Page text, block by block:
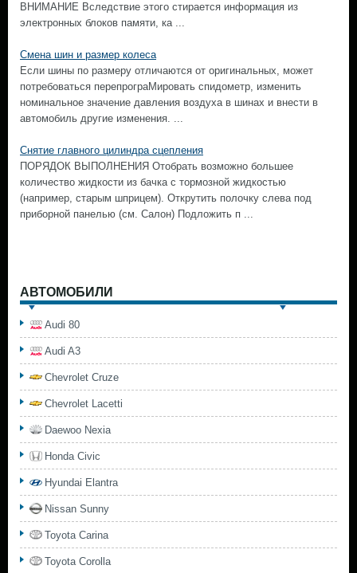
ВНИМАНИЕ Вследствие этого стирается информация из
электронных блоков памяти, ка ...
Смена шин и размер колеса
Если шины по размеру отличаются от оригинальных, может
потребоваться перепрограМировать спидометр, изменить
номинальное значение давления воздуха в шинах и внести в
автомобиль другие изменения. ...
Снятие главного цилиндра сцепления
ПОРЯДОК ВЫПОЛНЕНИЯ Отобрать возможно большее
количество жидкости из бачка с тормозной жидкостью
(например, старым шприцем). Открутить полочку слева под
приборной панелью (см. Салон) Подложить п ...
АВТОМОБИЛИ
Audi 80
Audi A3
Chevrolet Cruze
Chevrolet Lacetti
Daewoo Nexia
Honda Civic
Hyundai Elantra
Nissan Sunny
Toyota Carina
Toyota Corolla